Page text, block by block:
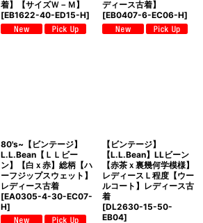
着】【サイズＷ－Ｍ】
[EB1622-40-ED15-H]
ディース古着】
[EB0407-6-EC06-H]
80's~【ビンテージ】
L.L.Bean【ＬＬビー
ン】【白ｘ赤】総柄【ハ
ーフジップスウェット】
レディース古着
[EA0305-4-30-EC07-
H]
【ビンテージ】
【L.L.Bean】LLビーン
【赤茶ｘ裏幾何学模様】
レディースＬ程度【ウー
ルコート】レディース古
着
[DL2630-15-50-
EB04]